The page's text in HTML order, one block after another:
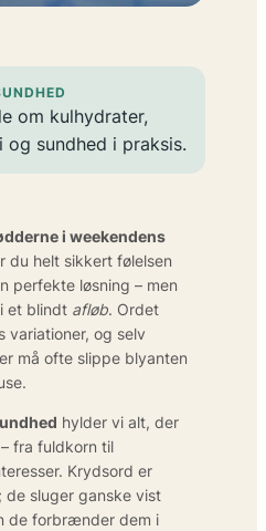
om kulhydrater,
og sundhed i praksis.
i weekendens
du helt sikkert følelsen
perfekte løsning – men
et blindt afløb. Ordet
variationer, og selv
må ofte slippe blyanten
hylder vi alt, der
fra fuldkorn til
Krydsord er
de sluger ganske vist
de forbrænder dem i